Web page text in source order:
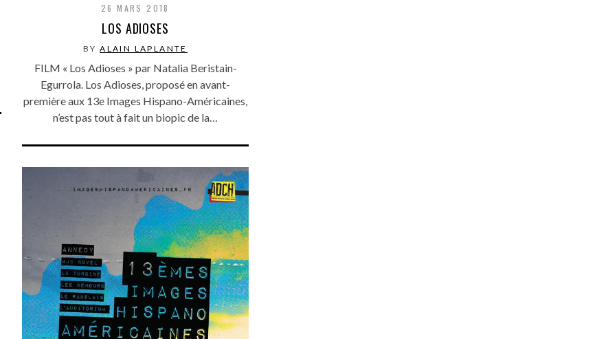
26 MARS 2018
LOS ADIOSES
BYALAIN LAPLANTE
FILM « Los Adioses » par Natalia Beristain-
Egurrola. Los Adioses, proposé en avant-
première aux 13e Images Hispano-Américaines,
n’est pas tout à fait un biopic de la…